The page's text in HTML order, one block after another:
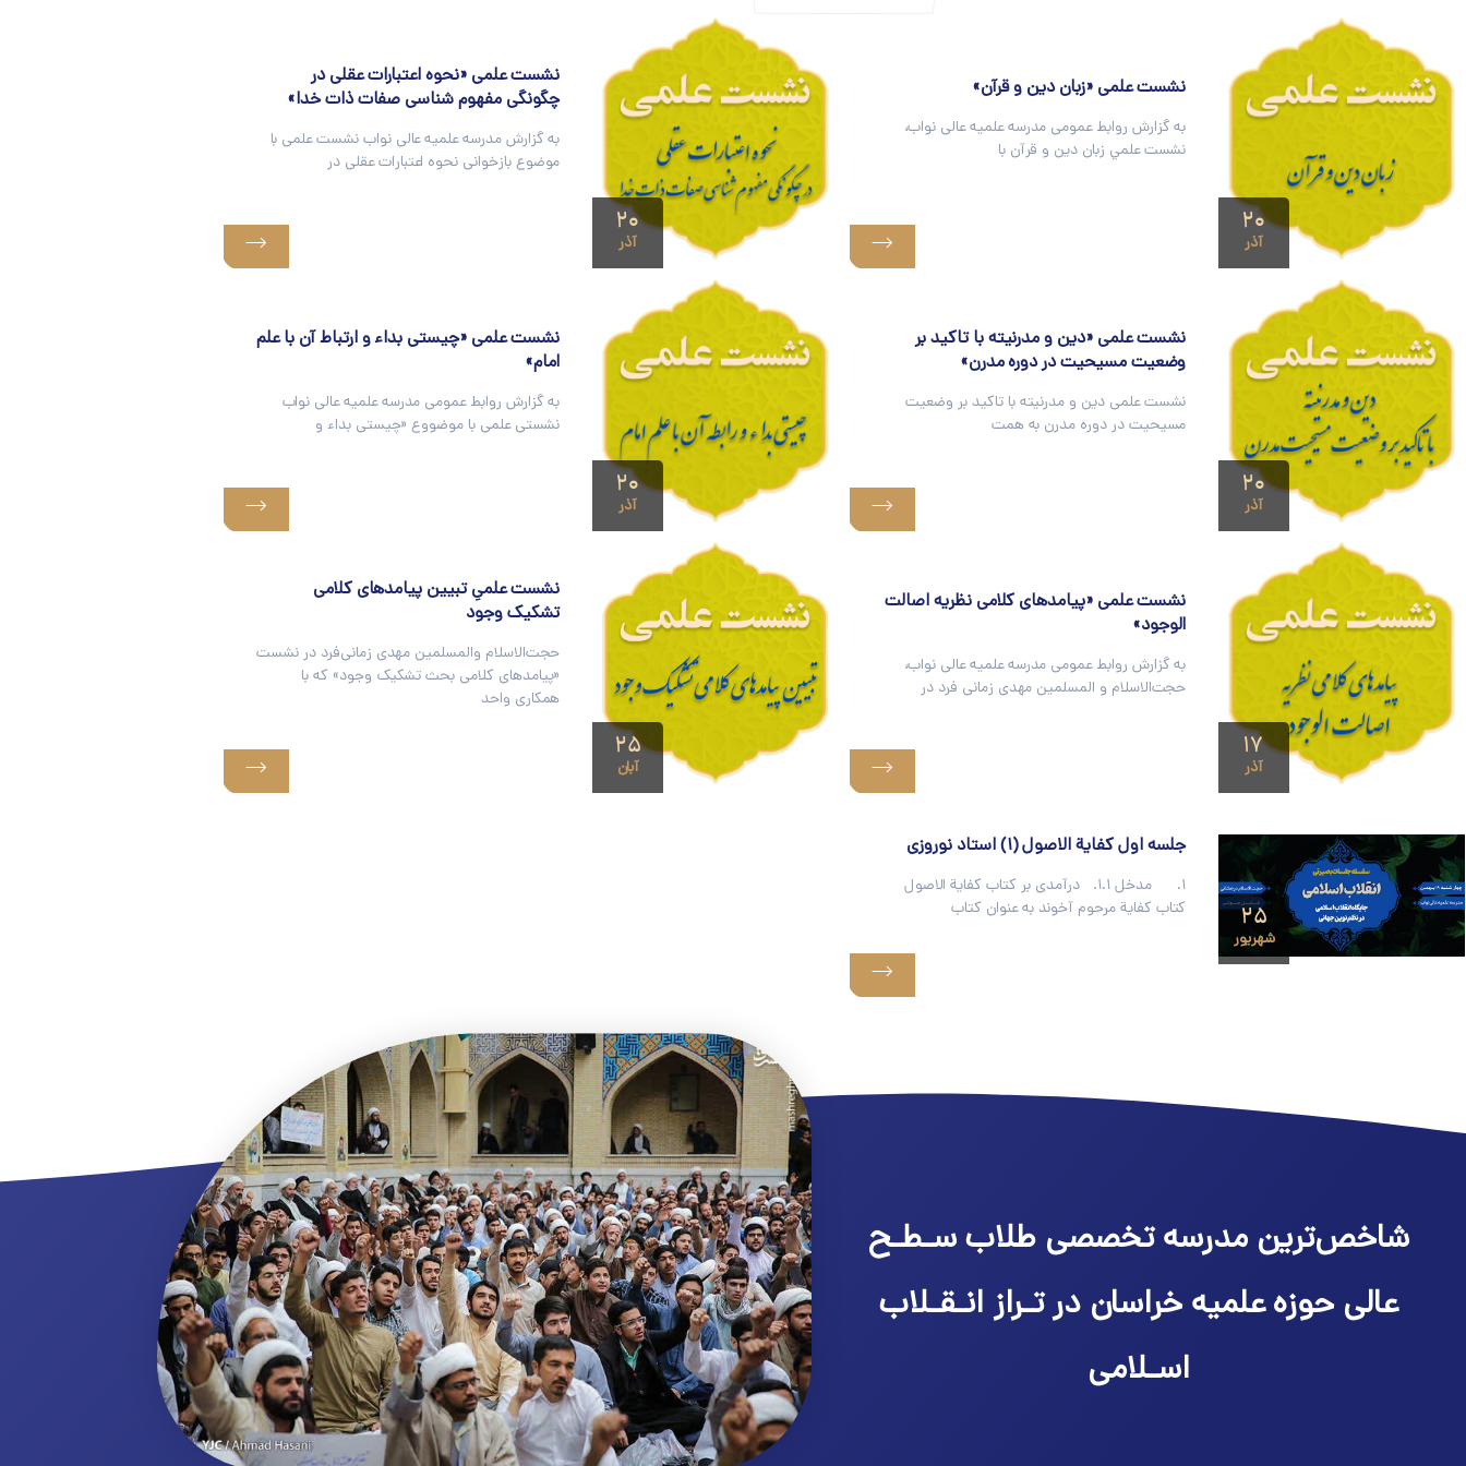
۲۰
آذر
نشست علمی «زبان دين و قرآن»
به گزارش روابط عمومی مدرسه علمیه عالی نواب،
نشست علمي زبان دين و قرآن با
۲۰
آذر
نشست علمی «نحوه اعتبارات عقلی در
چگونگی مفهوم شناسی صفات ذات خدا»
به گزارش مدرسه علمیه عالی نواب نشست علمی با
موضوع بازخوانی نحوه اعتبارات عقلی در
۲۰
آذر
نشست علمی «دین و مدرنیته با تاکید بر
وضعیت مسیحیت در دوره مدرن»
نشست علمی دین و مدرنیته با تاکید بر وضعیت
مسیحیت در دوره مدرن به همت
۲۰
آذر
نشست علمی «چیستی بداء و ارتباط آن با علم
امام»
به گزارش روابط عمومی مدرسه علمیه عالی نواب
نشستی علمی با موضووع «چیستی بداء و
۱۷
آذر
نشست علمی «پیامدهای کلامی نظریه اصالت
الوجود»
به گزارش روابط عمومی مدرسه علمیه عالی نواب،
حجت‌الاسلام و المسلمین مهدی زمانی فرد در
۲۵
آبان
نشست علمیِ تبیین پیامد‌های کلامی
تشکیک وجود
حجت‌الاسلام والمسلمین مهدی زمانی‌فرد در نشست
«پیامد‌های کلامی بحث تشکیک وجود» که با
همکاری واحد
۲۵
شهریور
جلسه اول کفایة الاصول (۱) استاد نوروزی
۱. مدخل ۱.۱. درآمدی بر کتاب کفایة الاصول
کتاب کفایة مرحوم آخوند به عنوان کتاب
شاخص‌ترین مدرسه تخصصی طلاب سـطـح
عالی حوزه علمیه خراسان در تـراز انـقـلاب
اسـلامی